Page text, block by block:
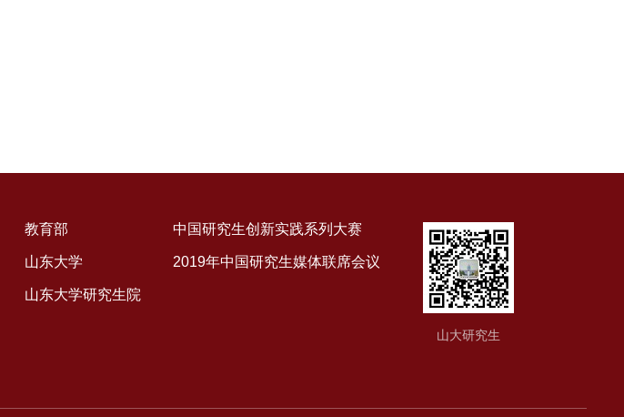
教育部
山东大学
山东大学研究生院
中国研究生创新实践系列大赛
2019年中国研究生媒体联席会议
山大研究生